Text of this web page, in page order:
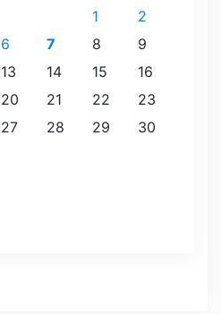
1
2
6 7 8
9
13 14 15
16
20 21 22
23
27 28 29
30